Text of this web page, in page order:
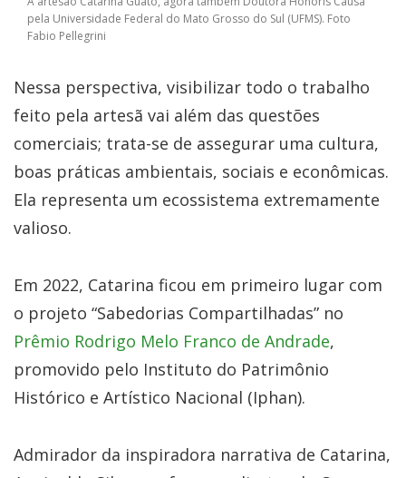
pela Universidade Federal do Mato Grosso do Sul (UFMS). Foto
Fabio Pellegrini
Nessa perspectiva, visibilizar todo o trabalho
feito pela artesã vai além das questões
comerciais; trata-se de assegurar uma cultura,
boas práticas ambientais, sociais e econômicas.
Ela representa um ecossistema extremamente
valioso.
Em 2022, Catarina ficou em primeiro lugar com
o projeto “Sabedorias Compartilhadas” no
Prêmio Rodrigo Melo Franco de Andrade,
promovido pelo Instituto do Patrimônio
Histórico e Artístico Nacional (Iphan).
Admirador da inspiradora narrativa de Catarina,